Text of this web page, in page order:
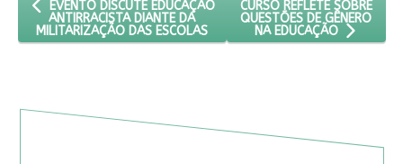
ARTIGO ANTERIOR: EVENTO DISCUTE EDUCAÇÃO
EVENTO DISCUTE EDUCAÇÃO
ANTIRRACISTA DIANTE DA
MILITARIZAÇÃO DAS ESCOLAS
PRÓXIMO ARTIGO: CURSO
CURSO REFLETE SOBRE
QUESTÕES DE GÊNERO
NA EDUCAÇÃO